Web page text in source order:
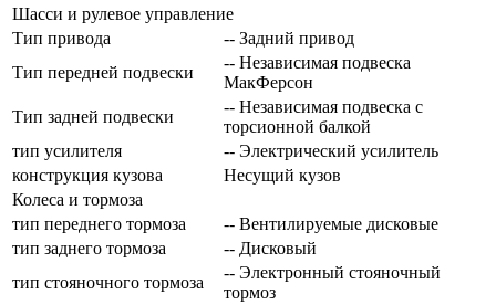
Шасси и рулевое управление
Тип привода
-- Задний привод
Тип передней подвески
-- Независимая подвеска
МакФерсон
Тип задней подвески
-- Независимая подвеска с
торсионной балкой
тип усилителя
-- Электрический усилитель
конструкция кузова
Несущий кузов
Колеса и тормоза
тип переднего тормоза
-- Вентилируемые дисковые
тип заднего тормоза
-- Дисковый
тип стояночного тормоза
-- Электронный стояночный
тормоз